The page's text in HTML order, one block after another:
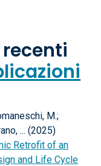
M.;
... (2025)
Retrofit of an
and Life Cycle